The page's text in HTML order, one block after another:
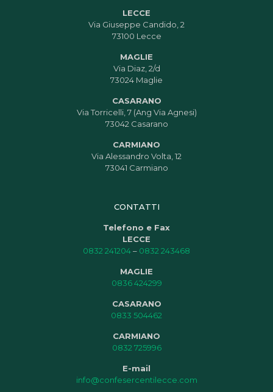
LECCE
Via Giuseppe Candido, 2
73100 Lecce
MAGLIE
Via Diaz, 2/d
73024 Maglie
CASARANO
Via Torricelli, 7 (Ang Via Agnesi)
73042 Casarano
CARMIANO
Via Alessandro Volta, 12
73041 Carmiano
CONTATTI
Telefono e Fax
LECCE
0832 241204– 0832 243468
MAGLIE
0836 424299
CASARANO
0833 504462
CARMIANO
0832 725996
E-mail
info@confesercentilecce.com